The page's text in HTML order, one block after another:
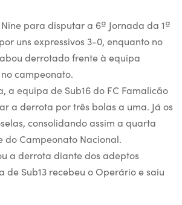
para disputar a 6ª Jornada da 1ª
uns expressivos 3-0, enquanto no
derrotado frente à equipa
campeonato.
a equipa de Sub16 do FC Famalicão
a derrota por três bolas a uma. Já os
consolidando assim a quarta
do Campeonato Nacional.
a derrota diante dos adeptos
Sub13 recebeu o Operário e saiu